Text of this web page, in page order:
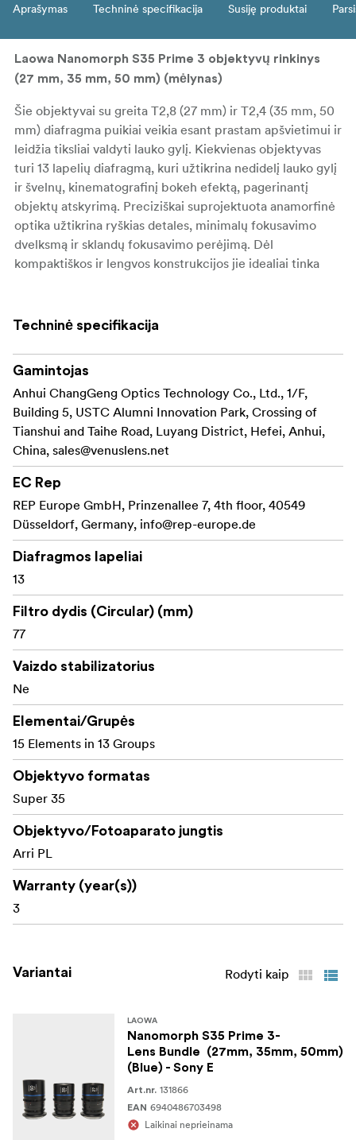
Aprašymas Techninė specifikacija Susiję produktai
Laowa Nanomorph S35 Prime 3 objektyvų rinkinys
(27 mm, 35 mm, 50 mm) (mėlynas)
Šie objektyvai su greita T2,8 (27 mm) ir T2,4 (35 mm, 50
mm) diafragma puikiai veikia esant prastam apšvietimui ir
leidžia tiksliai valdyti lauko gylį. Kiekvienas objektyvas
turi 13 lapelių diafragmą, kuri užtikrina nedidelį lauko gylį
ir švelnų, kinematografinį bokeh efektą, pagerinantį
objektų atskyrimą. Preciziškai suprojektuota anamorfinė
optika užtikrina ryškias detales, minimalų fokusavimo
dvelksmą ir sklandų fokusavimo perėjimą. Dėl
kompaktiškos ir lengvos konstrukcijos jie idealiai tinka
užtikrina sklandų integravimą su profesionaliomis sekimo
Šioje komplekto versijoje yra klasikiniai mėlyni
anamorfiniai atšvaitai, suteikiantys tradiciniams Holivudo
anamorfiniams objektyvams būdingą didelio kontrasto
išvaizdą. Ryškūs mėlyni dryžiai sustiprina
kinematografinę estetiką.
Pagrindinės savybės:
1,5x anamorfinis suspaudimas, užtikrinantis tikrą
kinematografinę plačiaekranę išvaizdą
Trys židinio nuotoliai (27 mm, 35 mm, 50 mm),
T2,8 (27 mm) ir T2,4 (35 mm, 50 mm) diafragmos,
apšvietimui ir lauko gylio valdymą
ir sklandų, menišką bokeh
užtikrinantys įspūdingą ir kinematografinį vaizdo
efektą
Gražus ovalus bokeh ir geresnis objektų atskyrimas
Kompaktiška ir lengva konstrukcija, puikiai tinkanti
filmuoti iš rankų, su kardanine svirtimi ir dronu
Tiksli anamorfinė optika su minimaliu fokusavimo
Tvirta viso metalo konstrukcija, užtikrinanti
profesionalaus lygio patikimumą
Kas yra dėžutėje:
Laowa Nanomorph 27mm T2.8 1.5X S35 (mėlynas)
Techninė specifikacija
Gamintojas
Anhui ChangGeng Optics Technology Co., Ltd., 1/F,
Building 5, USTC Alumni Innovation Park, Crossing of
Tianshui and Taihe Road, Luyang District, Hefei, Anhui,
China, sales@venuslens.net
EC Rep
REP Europe GmbH, Prinzenallee 7, 4th floor, 40549
Düsseldorf, Germany, info@rep-europe.de
Diafragmos lapeliai
13
Filtro dydis (Circular) (mm)
77
Vaizdo stabilizatorius
Ne
Elementai/Grupės
15 Elements in 13 Groups
Objektyvo formatas
Super 35
Objektyvo/Fotoaparato jungtis
Arri PL
Warranty (year(s))
3
Variantai Rodyti kaip
LAOWA
Nanomorph S35 Prime 3-
Lens Bundle (27mm, 35mm, 50mm)
(Blue) - Sony E
Art.nr. 131866
EAN 6940486703498
Laikinai neprieinama